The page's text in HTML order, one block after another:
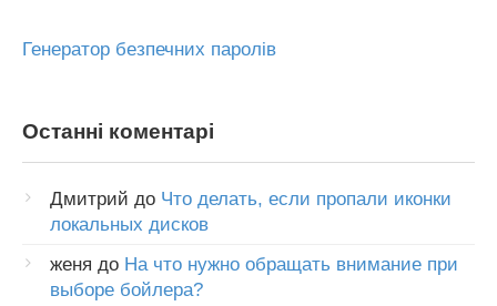
Генератор безпечних паролів
Останні коментарі
Дмитрий до Что делать, если пропали иконки
локальных дисков
женя до На что нужно обращать внимание при
выборе бойлера?